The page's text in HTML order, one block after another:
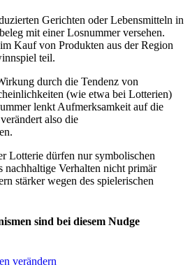
Gerichten oder Lebensmitteln in
mit einer Losnummer versehen.
Kauf von Produkten aus der Region
teil.
durch die Tendenz von
(wie etwa bei Lotterien)
lenkt Aufmerksamkeit auf die
also die
Lotterie dürfen nur symbolischen
nachhaltige Verhalten nicht primär
stärker wegen des spielerischen
sind bei diesem Nudge
verändern